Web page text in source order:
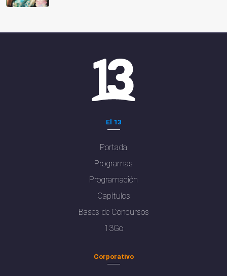
El 13
Portada
Programas
Programación
Capítulos
Bases de Concursos
13Go
Corporativo